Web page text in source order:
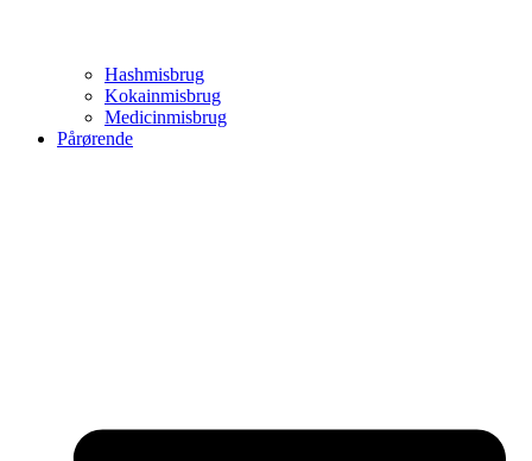
Hashmisbrug
Kokainmisbrug
Medicinmisbrug
Pårørende